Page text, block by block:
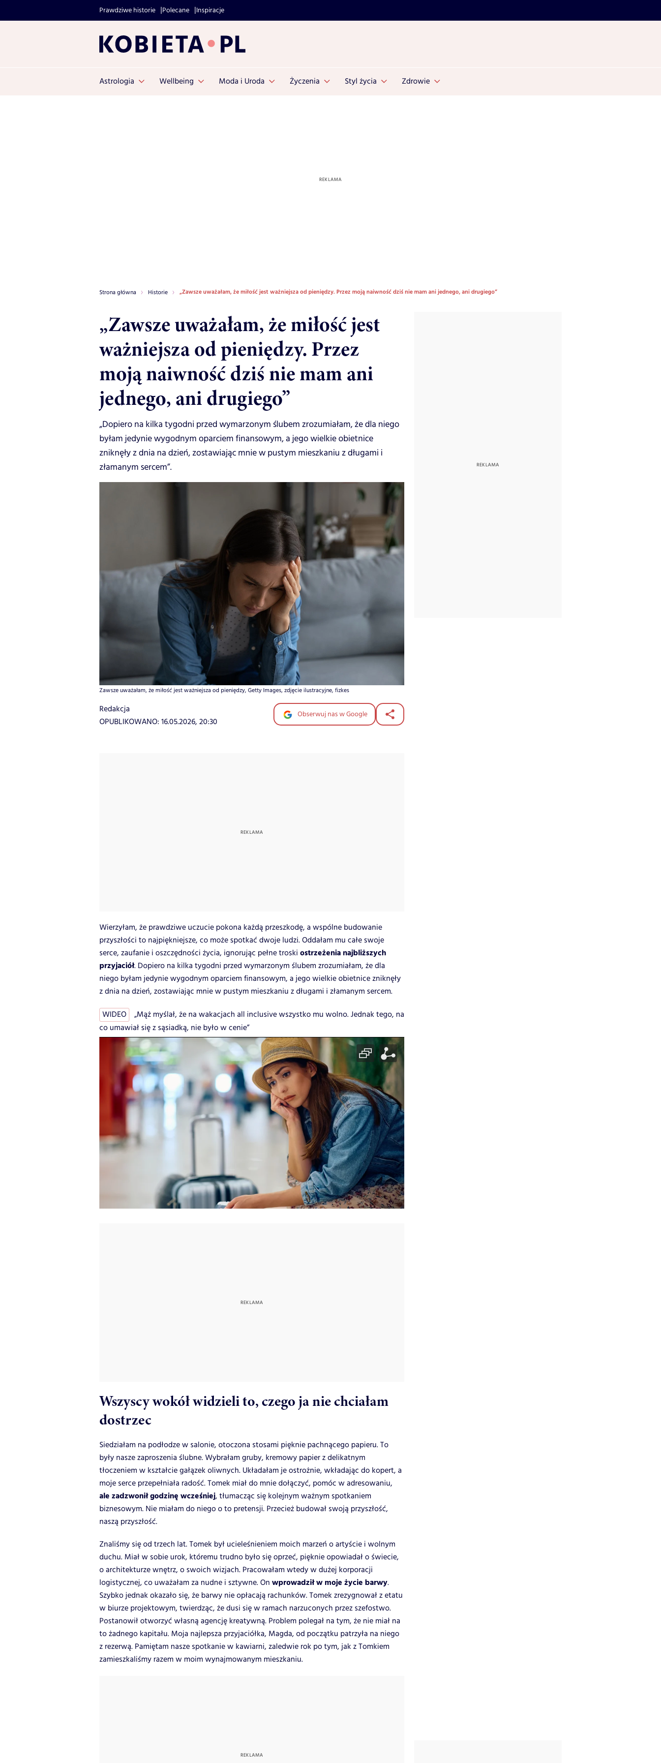
Prawdziwe historie Polecane Inspiracje
Astrologia Wellbeing Moda i Uroda Życzenia Styl życia Zdrowie
Strona główna Historie „Zawsze uważałam, że miłość jest ważniejsza od pieniędzy. Przez moją naiwność dziś nie mam ani jednego, ani drugiego”
„Zawsze uważałam, że miłość jest
ważniejsza od pieniędzy. Przez
moją naiwność dziś nie mam ani
jednego, ani drugiego”
„Dopiero na kilka tygodni przed wymarzonym ślubem zrozumiałam, że dla niego
byłam jedynie wygodnym oparciem finansowym, a jego wielkie obietnice
zniknęły z dnia na dzień, zostawiając mnie w pustym mieszkaniu z długami i
złamanym sercem”.
Zawsze uważałam, że miłość jest ważniejsza od pieniędzy, Getty Images, zdjęcie ilustracyjne, fizkes
Redakcja
OPUBLIKOWANO: 16.05.2026, 20:30
Obserwuj nas w Google
Wierzyłam, że prawdziwe uczucie pokona każdą przeszkodę, a wspólne budowanie
przyszłości to najpiękniejsze, co może spotkać dwoje ludzi. Oddałam mu całe swoje
serce, zaufanie i oszczędności życia, ignorując pełne troski ostrzeżenia najbliższych
przyjaciół. Dopiero na kilka tygodni przed wymarzonym ślubem zrozumiałam, że dla
niego byłam jedynie wygodnym oparciem finansowym, a jego wielkie obietnice zniknęły
z dnia na dzień, zostawiając mnie w pustym mieszkaniu z długami i złamanym sercem.
WIDEO
„Mąż myślał, że na wakacjach all inclusive wszystko mu wolno. Jednak tego, na
co umawiał się z sąsiadką, nie było w cenie”
Wszyscy wokół widzieli to, czego ja nie chciałam
dostrzec
Siedziałam na podłodze w salonie, otoczona stosami pięknie pachnącego papieru. To
były nasze zaproszenia ślubne. Wybrałam gruby, kremowy papier z delikatnym
tłoczeniem w kształcie gałązek oliwnych. Układałam je ostrożnie, wkładając do kopert, a
moje serce przepełniała radość. Tomek miał do mnie dołączyć, pomóc w adresowaniu,
ale zadzwonił godzinę wcześniej, tłumacząc się kolejnym ważnym spotkaniem
biznesowym. Nie miałam do niego o to pretensji. Przecież budował swoją przyszłość,
naszą przyszłość.
Znaliśmy się od trzech lat. Tomek był ucieleśnieniem moich marzeń o artyście i wolnym
duchu. Miał w sobie urok, któremu trudno było się oprzeć, pięknie opowiadał o świecie,
o architekturze wnętrz, o swoich wizjach. Pracowałam wtedy w dużej korporacji
logistycznej, co uważałam za nudne i sztywne. On wprowadził w moje życie barwy.
Szybko jednak okazało się, że barwy nie opłacają rachunków. Tomek zrezygnował z etatu
w biurze projektowym, twierdząc, że dusi się w ramach narzuconych przez szefostwo.
Postanowił otworzyć własną agencję kreatywną. Problem polegał na tym, że nie miał na
to żadnego kapitału. Moja najlepsza przyjaciółka, Magda, od początku patrzyła na niego
z rezerwą. Pamiętam nasze spotkanie w kawiarni, zaledwie rok po tym, jak z Tomkiem
zamieszkaliśmy razem w moim wynajmowanym mieszkaniu.